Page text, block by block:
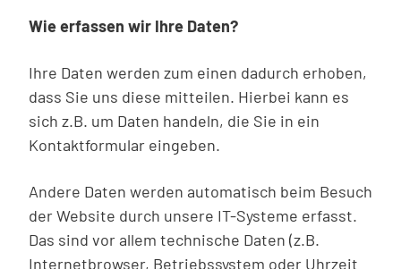
Wie erfassen wir Ihre Daten?
Ihre Daten werden zum einen dadurch erhoben,
dass Sie uns diese mitteilen. Hierbei kann es
sich z.B. um Daten handeln, die Sie in ein
Kontaktformular eingeben.
Andere Daten werden automatisch beim Besuch
der Website durch unsere IT-Systeme erfasst.
Das sind vor allem technische Daten (z.B.
Internetbrowser, Betriebssystem oder Uhrzeit